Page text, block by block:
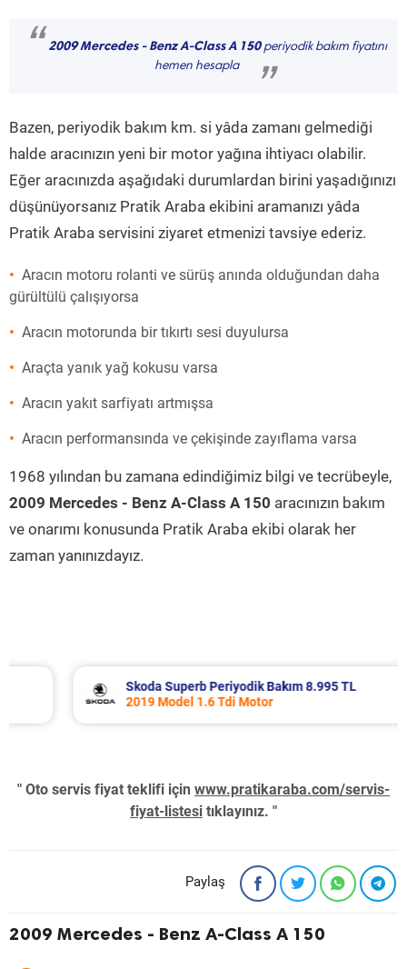
“ 2009 Mercedes - Benz A-Class A 150periyodik bakım fiyatını
hemen hesapla
”
Bazen, periyodik bakım km. si yâda zamanı gelmediği
halde aracınızın yeni bir motor yağına ihtiyacı olabilir.
Eğer aracınızda aşağıdaki durumlardan birini yaşadığınızı
düşünüyorsanız Pratik Araba ekibini aramanızı yâda
Pratik Araba servisini ziyaret etmenizi tavsiye ederiz.
Aracın motoru rolanti ve sürüş anında olduğundan daha
gürültülü çalışıyorsa
Aracın motorunda bir tıkırtı sesi duyulursa
Araçta yanık yağ kokusu varsa
Aracın yakıt sarfiyatı artmışsa
Aracın performansında ve çekişinde zayıflama varsa
1968 yılından bu zamana edindiğimiz bilgi ve tecrübeyle,
2009 Mercedes - Benz A-Class A 150 aracınızın bakım
ve onarımı konusunda Pratik Araba ekibi olarak her
zaman yanınızdayız.
Skoda Superb Periyodik Bakım 8.995 TL
2019 Model 1.6 Tdi Motor
" Oto servis fiyat teklifi için www.pratikaraba.com/servis-
fiyat-listesi tıklayınız. "
Paylaş
2009 Mercedes - Benz A-Class A 150